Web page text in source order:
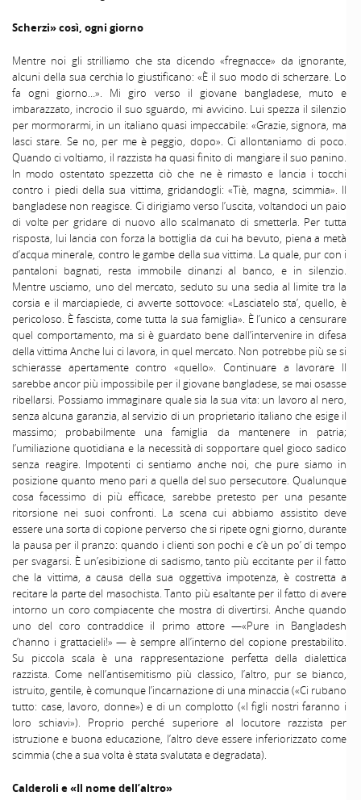
Scherzi» così, ogni giorno
Mentre noi gli strilliamo che sta dicendo «fregnacce» da ignorante,
alcuni della sua cerchia lo giustificano: «È il suo modo di scherzare. Lo
fa ogni giorno…». Mi giro verso il giovane bangladese, muto e
imbarazzato, incrocio il suo sguardo, mi avvicino. Lui spezza il silenzio
per mormorarmi, in un italiano quasi impeccabile: «Grazie, signora, ma
lasci stare. Se no, per me è peggio, dopo». Ci allontaniamo di poco.
Quando ci voltiamo, il razzista ha quasi finito di mangiare il suo panino.
In modo ostentato spezzetta ciò che ne è rimasto e lancia i tocchi
contro i piedi della sua vittima, gridandogli: «Tiè, magna, scimmia». Il
bangladese non reagisce. Ci dirigiamo verso l’uscita, voltandoci un paio
di volte per gridare di nuovo allo scalmanato di smetterla. Per tutta
risposta, lui lancia con forza la bottiglia da cui ha bevuto, piena a metà
d’acqua minerale, contro le gambe della sua vittima. La quale, pur con i
pantaloni bagnati, resta immobile dinanzi al banco, e in silenzio.
Mentre usciamo, uno del mercato, seduto su una sedia al limite tra la
corsia e il marciapiede, ci avverte sottovoce: «Lasciatelo sta’, quello, è
pericoloso. È fascista, come tutta la sua famiglia». È l’unico a censurare
quel comportamento, ma si è guardato bene dall’intervenire in difesa
della vittima Anche lui ci lavora, in quel mercato. Non potrebbe più se si
schierasse apertamente contro «quello». Continuare a lavorare ll
sarebbe ancor più impossibile per il giovane bangladese, se mai osasse
ribellarsi. Possiamo immaginare quale sia la sua vita: un lavoro al nero,
senza alcuna garanzia, al servizio di un proprietario italiano che esige il
massimo; probabilmente una famiglia da mantenere in patria;
l’umiliazione quotidiana e la necessità di sopportare quel gioco sadico
senza reagire. Impotenti ci sentiamo anche noi, che pure siamo in
posizione quanto meno pari a quella del suo persecutore. Qualunque
cosa facessimo di più efficace, sarebbe pretesto per una pesante
ritorsione nei suoi confronti. La scena cui abbiamo assistito deve
essere una sorta di copione perverso che si ripete ogni giorno, durante
la pausa per il pranzo: quando i clienti son pochi e c’è un po’ di tempo
per svagarsi. È un’esibizione di sadismo, tanto più eccitante per il fatto
che la vittima, a causa della sua oggettiva impotenza, è costretta a
recitare la parte del masochista. Tanto più esaltante per il fatto di avere
intorno un coro compiacente che mostra di divertirsi. Anche quando
uno del coro contraddice il primo attore —«Pure in Bangladesh
c’hanno i grattacieli!» — è sempre all’interno del copione prestabilito.
Su piccola scala è una rappresentazione perfetta della dialettica
razzista. Come nell’antisemitismo più classico, l’altro, pur se bianco,
istruito, gentile, è comunque l’incarnazione di una minaccia («Ci rubano
tutto: case, lavoro, donne») e di un complotto («I figli nostri faranno i
loro schiavi»). Proprio perché superiore al locutore razzista per
istruzione e buona educazione, l’altro deve essere inferiorizzato come
scimmia (che a sua volta è stata svalutata e degradata).
Calderoli e «Il nome dell’altro»